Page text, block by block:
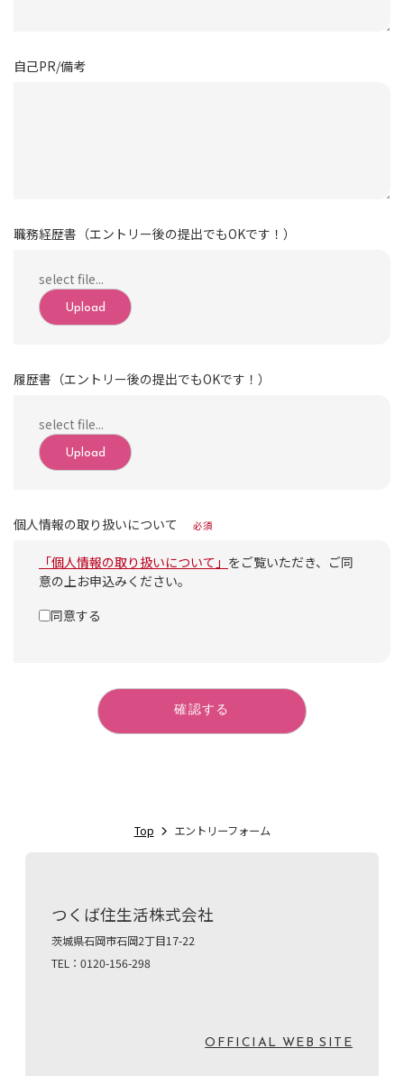
自己PR/備考
職務経歴書（エントリー後の提出でもOKです！）
Upload
履歴書（エントリー後の提出でもOKです！）
Upload
個人情報の取り扱いについて 必須
「個人情報の取り扱いについて」 をご覧いただき、ご同
意の上お申込みください。
同意する
確認する
Top エントリーフォーム
つくば住生活株式会社
茨城県石岡市石岡2丁目17-22
TEL：0120-156-298
OFFICIAL WEB SITE